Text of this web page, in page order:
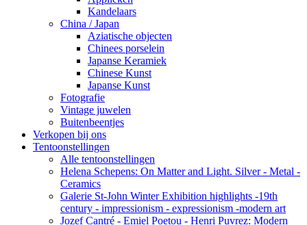
Kandelaars
China / Japan
Aziatische objecten
Chinees porselein
Japanse Keramiek
Chinese Kunst
Japanse Kunst
Fotografie
Vintage juwelen
Buitenbeentjes
Verkopen bij ons
Tentoonstellingen
Alle tentoonstellingen
Helena Schepens: On Matter and Light. Silver - Metal -
Ceramics
Galerie St-John Winter Exhibition highlights -19th
century - impressionism - expressionism -modern art
Jozef Cantré - Emiel Poetou - Henri Puvrez: Modern